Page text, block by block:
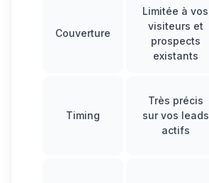
Couverture
Limitée à vos
visiteurs et
prospects
existants
Timing
Très précis
sur vos leads
actifs